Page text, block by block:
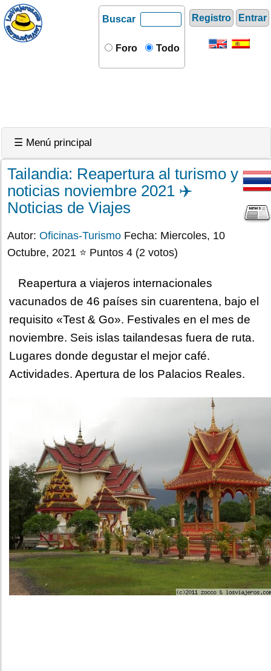
Registro Entrar
Buscar
Foro Todo
☰ Menú principal
Tailandia: Reapertura al turismo y
noticias noviembre 2021 ✈️
Noticias de Viajes
Autor: Oficinas-Turismo Fecha: Miercoles, 10
Octubre, 2021 ⭐ Puntos 4 (2 votos)
Reapertura a viajeros internacionales
vacunados de 46 países sin cuarentena, bajo el
requisito «Test & Go». Festivales en el mes de
noviembre. Seis islas tailandesas fuera de ruta.
Lugares donde degustar el mejor café.
Actividades. Apertura de los Palacios Reales.